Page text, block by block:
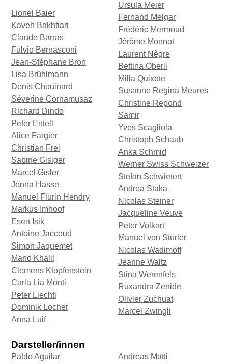
Lionel Baier
Kaveh Bakhtiari
Claude Barras
Fulvio Bernasconi
Jean-Stéphane Bron
Lisa Brühlmann
Denis Chouinard
Séverine Cornamusaz
Richard Dindo
Peter Entell
Alice Fargier
Christian Frei
Sabine Gisiger
Marcel Gisler
Jenna Hasse
Manuel Flurin Hendry
Markus Imhoof
Esen Isik
Antoine Jaccoud
Simon Jaquemet
Mano Khalil
Clemens Klopfenstein
Carla Lia Monti
Peter Liechti
Dominik Locher
Anna Luif
Ursula Meier
Fernand Melgar
Frédéric Mermoud
Jérôme Monnot
Laurent Nègre
Bettina Oberli
Milla Quixote
Susanne Regina Meures
Christine Repond
Samir
Yves Scagliola
Christoph Schaub
Anka Schmid
Werner Swiss Schweizer
Stefan Schwietert
Andrea Staka
Nicolas Steiner
Jacqueline Veuve
Peter Volkart
Manuel von Stürler
Nicolas Wadimoff
Jeanne Waltz
Stina Werenfels
Ruxandra Zenide
Olivier Zuchuat
Marcel Zwingli
Darsteller/innen
Pablo Aguilar
Andreas Matti